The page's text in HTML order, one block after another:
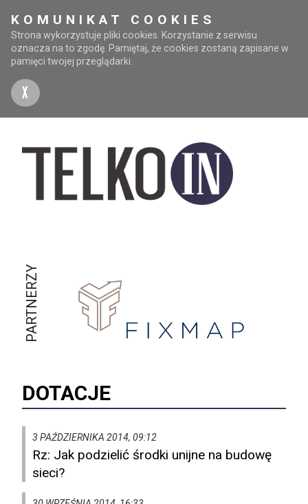
KOMUNIKAT COOKIES
Strona wykorzystuje pliki cookies. Korzystanie z serwisu
oznacza na to zgodę. Pamiętaj, że cookies zostaną zapisane w
pamięci twojej przeglądarki.
X
PARTNERZY
DOTACJE
3 PAŹDZIERNIKA 2014, 09:12
Rz: Jak podzielić środki unijne na budowę
sieci?